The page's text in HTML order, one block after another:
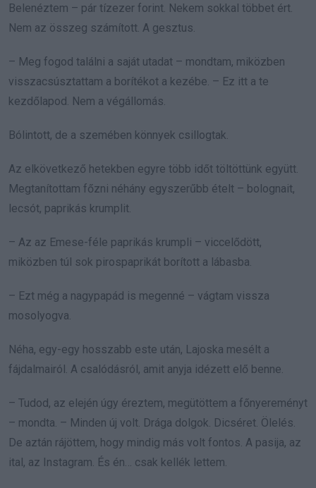
Belenéztem – pár tízezer forint. Nekem sokkal többet ért.
Nem az összeg számított. A gesztus.
– Meg fogod találni a saját utadat – mondtam, miközben
visszacsúsztattam a borítékot a kezébe. – Ez itt a te
kezdőlapod. Nem a végállomás.
Bólintott, de a szemében könnyek csillogtak.
Az elkövetkező hetekben egyre több időt töltöttünk együtt.
Megtanítottam főzni néhány egyszerűbb ételt – bolognait,
lecsót, paprikás krumplit.
– Az az Emese-féle paprikás krumpli – viccelődött,
miközben túl sok pirospaprikát borított a lábasba.
– Ezt még a nagypapád is megenné – vágtam vissza
mosolyogva.
Néha, egy-egy hosszabb este után, Lajoska mesélt a
fájdalmairól. A csalódásról, amit anyja idézett elő benne.
– Tudod, az elején úgy éreztem, megütöttem a főnyereményt
– mondta. – Minden új volt. Drága dolgok. Dicséret. Ölelés.
De aztán rájöttem, hogy mindig más volt fontos. A pasija, az
ital, az Instagram. És én… csak kellék lettem.